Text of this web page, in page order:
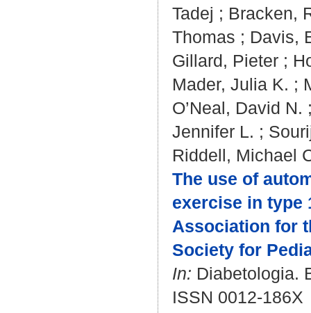
Tadej ; Bracken,
Thomas ; Davis,
Gillard, Pieter ;
Mader, Julia K. ;
O’Neal, David N.
Jennifer L. ;
Riddell, Michael
The use of
exercise in type
Association for
Society for
In: Diabetologia.
ISSN 0012-186X